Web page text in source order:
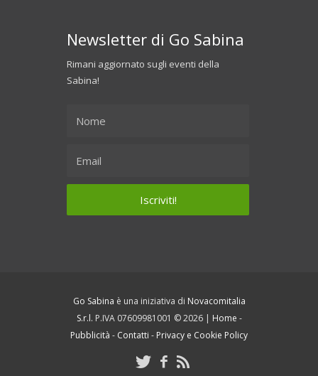
Newsletter di Go Sabina
Rimani aggiornato sugli eventi della
Sabina!
Go Sabina è una iniziativa di Novacomitalia
S.r.l. P.IVA 07609981001 © 2026 | Home -
Pubblicità - Contatti - Privacy e Cookie Policy